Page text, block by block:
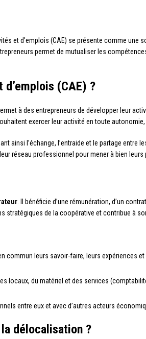
et d’emplois (CAE) se présente comme une
permet de mutualiser les
d’emplois (CAE) ?
à des entrepreneurs de développer leur
exercer leur activité en toute
ainsi l’échange, l’entraide et le partage entre
réseau professionnel pour mener à bien leurs
. Il bénéficie d’une rémunération, d’un
stratégiques de la coopérative et contribue à
commun leurs savoir-faire, leurs expériences
locaux, du matériel et des services
entre eux et avec d’autres acteurs
la délocalisation ?